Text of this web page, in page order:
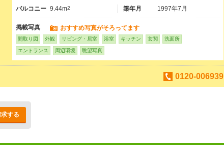
バルコニー 9.44m2 築年月 1997年7月
掲載写真 おすすめ写真がそろってます
間取り図 外観 リビング・居室 浴室 キッチン 玄関 洗面所
エントランス 周辺環境 眺望写真
0120-006939
する